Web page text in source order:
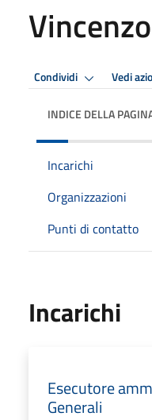
Condividi Vedi
INDICE DELLA
Incarichi
Organizzazioni
Punti di contatto
Incarichi
Esecutore
Generali